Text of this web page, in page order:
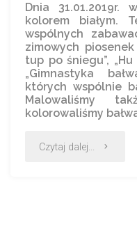
Dnia 31.01.2019r.
kolorem białym.
wspólnych
zimowych
tup po śniegu”,
„Gimnastyka
których wspólnie
Malowaliśmy
kolorowaliśmy
Czytaj dalej...